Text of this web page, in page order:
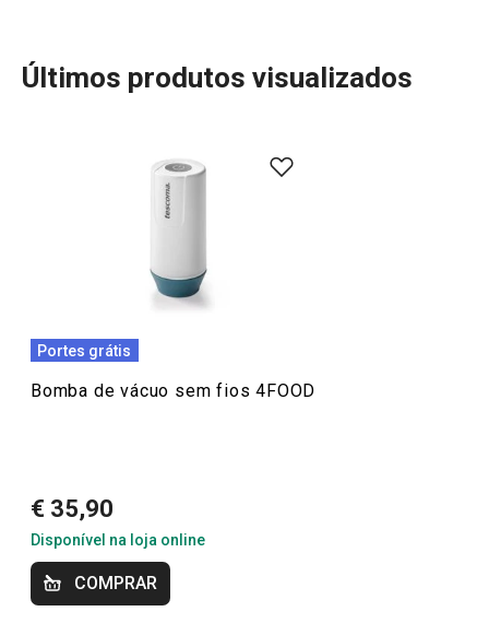
para facilitar o dia a dia na cozinha! São utensílios
compactos, práticos e indispensáveis para guardar
alimentos com segurança e organização.
armazenamento, caixas para pão, sacos de vácuo, tampas
flexíveis de silicone e muitos outros acessórios
versáteis. Com 4FOOD, cuidar dos seus alimentos ficou
mais fácil e eficiente.
Regresso às aulas e ao trabalho
Últimos produtos visualizados
Portes grátis
Bomba de vácuo sem fios 4FOOD
€ 35,90
Disponível na loja online
COMPRAR